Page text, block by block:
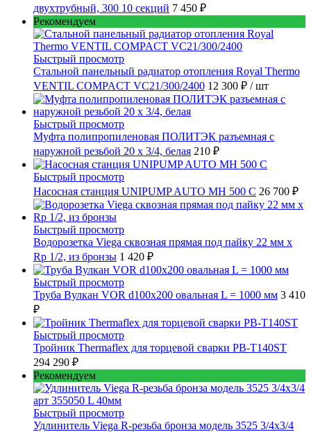
двухтрубный, 300 10 секций 7 450 ₽
Рекомендуем
Быстрый просмотр
Стальной панельный радиатор отопления Royal Thermo
VENTIL COMPACT VC21/300/2400 12 300 ₽ / шт
Быстрый просмотр
Муфта полипропиленовая ПОЛИТЭК разъемная с
наружной резьбой 20 x 3/4, белая 210 ₽
Быстрый просмотр
Насосная станция UNIPUMP AUTO MH 500 С 26 700 ₽
Быстрый просмотр
Водорозетка Viega сквозная прямая под пайку 22 мм х
Rp 1/2, из бронзы 1 420 ₽
Быстрый просмотр
Труба Вулкан VOR d100x200 овальная L = 1000 мм 3 410
₽
Быстрый просмотр
Тройник Thermaflex для торцевой сварки PB-T140ST
294 290 ₽
Рекомендуем
Быстрый просмотр
Удлинитель Viega R-резьба бронза модель 3525 3/4x3/4